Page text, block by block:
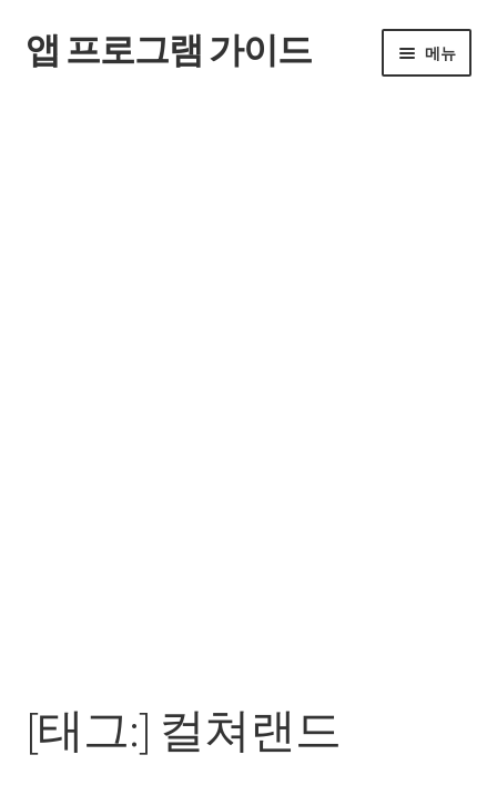
탐
색
컨
텐
앱 프로그램 가이드 메뉴
[태그:] 컬쳐랜드